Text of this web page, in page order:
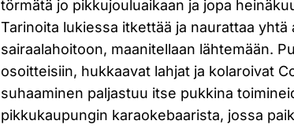
törmätä jo pikkujouluaikaan ja jopa
Tarinoita lukiessa itkettää ja naurattaa
sairaalahoitoon, maanitellaan lähtemään.
osoitteisiin, hukkaavat lahjat ja kolaroivat
suhaaminen paljastuu itse pukkina
pikkukaupungin karaokebaarista, jossa